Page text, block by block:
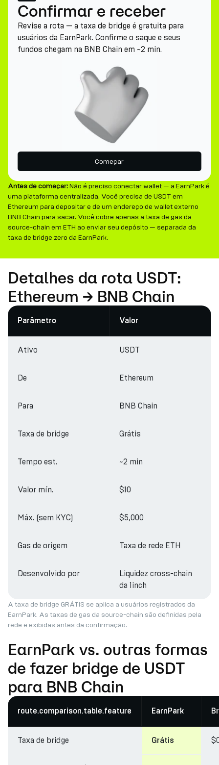
Confirmar e receber
Revise a rota — a taxa de bridge é gratuita para
usuários da EarnPark. Confirme o saque e seus
fundos chegam na BNB Chain em ~2 min.
Começar
Antes de começar:Não é preciso conectar wallet — a EarnPark é
uma plataforma centralizada. Você precisa de USDT em
Ethereum para depositar e de um endereço de wallet externo
BNB Chain para sacar. Você cobre apenas a taxa de gas da
source-chain em ETH ao enviar seu depósito — separada da
taxa de bridge zero da EarnPark.
Detalhes da rota USDT:
Ethereum → BNB Chain
Parâmetro Valor
Ativo USDT
De Ethereum
Para BNB Chain
Taxa de bridge Grátis
Tempo est. ~2 min
Valor mín. $10
Máx. (sem KYC) $5,000
Gas de origem Taxa de rede ETH
Desenvolvido por
Liquidez cross-chain
da 1inch
A taxa de bridge GRÁTIS se aplica a usuários registrados da
EarnPark. As taxas de gas da source-chain são definidas pela
rede e exibidas antes da confirmação.
EarnPark vs. outras formas
de fazer bridge de USDT
para BNB Chain
route.comparison.table.feature EarnPark
Taxa de bridge Grátis